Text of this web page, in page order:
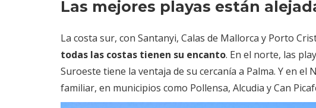
Las mejores playas están
La costa sur, con Santanyi, Calas de Mallorca y Porto
todas las costas tienen su encanto. En el norte, las
Suroeste tiene la ventaja de su cercanía a Palma. Y en
familiar, en municipios como Pollensa, Alcudia y Can